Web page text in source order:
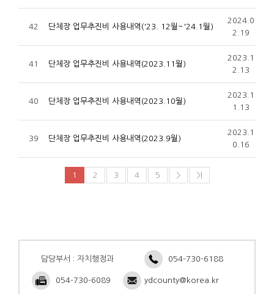
42 단체장 업무추진비 사용내역('23. 12월~'24.1월)
2024.0
2.19
41 단체장 업무추진비 사용내역(2023.11월)
2023.1
2.13
40 단체장 업무추진비 사용내역(2023.10월)
2023.1
1.13
39 단체장 업무추진비 사용내역(2023.9월)
2023.1
0.16
1 2 3 4 5 > >|
담당부서 : 자치행정과 054-730-6188
054-730-6089 ydcounty@korea.kr